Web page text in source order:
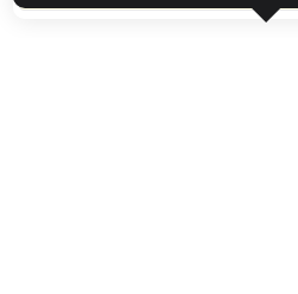
#MOJOIN 小說創作祭【翻轉結局